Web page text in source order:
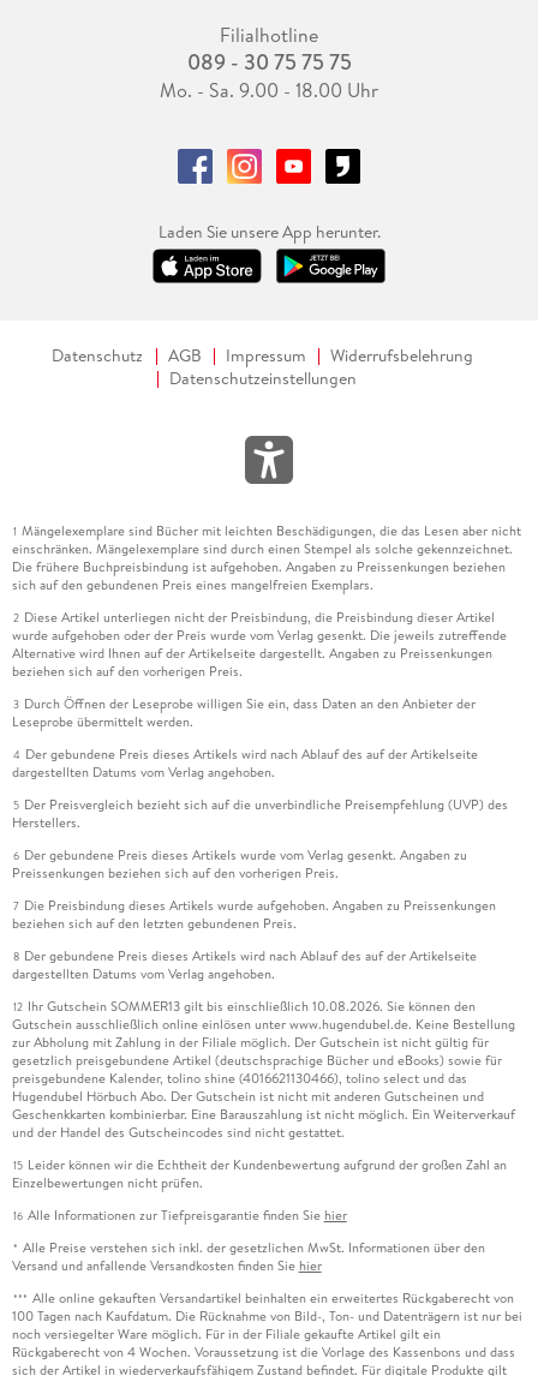
Filialhotline
089 - 30 75 75 75
Mo. - Sa. 9.00 - 18.00 Uhr
Laden Sie unsere App herunter.
Datenschutz AGB Impressum
Widerrufsbelehrung
Datenschutzeinstellungen
1 Mängelexemplare sind Bücher mit leichten Beschädigungen, die das Lesen aber nicht
einschränken. Mängelexemplare sind durch einen Stempel als solche gekennzeichnet.
Die frühere Buchpreisbindung ist aufgehoben. Angaben zu Preissenkungen beziehen
sich auf den gebundenen Preis eines mangelfreien Exemplars.
2 Diese Artikel unterliegen nicht der Preisbindung, die Preisbindung dieser Artikel
wurde aufgehoben oder der Preis wurde vom Verlag gesenkt. Die jeweils zutreffende
Alternative wird Ihnen auf der Artikelseite dargestellt. Angaben zu Preissenkungen
beziehen sich auf den vorherigen Preis.
3 Durch Öffnen der Leseprobe willigen Sie ein, dass Daten an den Anbieter der
Leseprobe übermittelt werden.
4 Der gebundene Preis dieses Artikels wird nach Ablauf des auf der Artikelseite
dargestellten Datums vom Verlag angehoben.
5 Der Preisvergleich bezieht sich auf die unverbindliche Preisempfehlung (UVP) des
Herstellers.
6 Der gebundene Preis dieses Artikels wurde vom Verlag gesenkt. Angaben zu
Preissenkungen beziehen sich auf den vorherigen Preis.
7 Die Preisbindung dieses Artikels wurde aufgehoben. Angaben zu Preissenkungen
beziehen sich auf den letzten gebundenen Preis.
8 Der gebundene Preis dieses Artikels wird nach Ablauf des auf der Artikelseite
dargestellten Datums vom Verlag angehoben.
12 Ihr Gutschein SOMMER13 gilt bis einschließlich 10.08.2026. Sie können den
Gutschein ausschließlich online einlösen unter www.hugendubel.de. Keine Bestellung
zur Abholung mit Zahlung in der Filiale möglich. Der Gutschein ist nicht gültig für
gesetzlich preisgebundene Artikel (deutschsprachige Bücher und eBooks) sowie für
preisgebundene Kalender, tolino shine (4016621130466), tolino select und das
Hugendubel Hörbuch Abo. Der Gutschein ist nicht mit anderen Gutscheinen und
Geschenkkarten kombinierbar. Eine Barauszahlung ist nicht möglich. Ein Weiterverkauf
und der Handel des Gutscheincodes sind nicht gestattet.
15 Leider können wir die Echtheit der Kundenbewertung aufgrund der großen Zahl an
Einzelbewertungen nicht prüfen.
16 Alle Informationen zur Tiefpreisgarantie finden Sie hier
* Alle Preise verstehen sich inkl. der gesetzlichen MwSt. Informationen über den
Versand und anfallende Versandkosten finden Sie hier
*** Alle online gekauften Versandartikel beinhalten ein erweitertes Rückgaberecht von
100 Tagen nach Kaufdatum. Die Rücknahme von Bild-, Ton- und Datenträgern ist nur bei
noch versiegelter Ware möglich. Für in der Filiale gekaufte Artikel gilt ein
Rückgaberecht von 4 Wochen. Voraussetzung ist die Vorlage des Kassenbons und dass
sich der Artikel in wiederverkaufsfähigem Zustand befindet. Für digitale Produkte gilt